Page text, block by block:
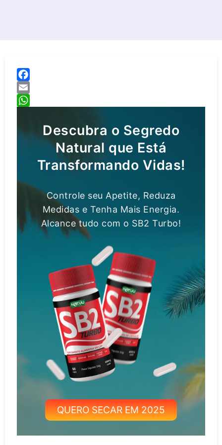
Descubra o Segredo
Natural que Está
Transformando Vidas!
Controle seu Apetite, Reduza
Medidas e Tenha Mais Energia.
Alcance tudo com o SB2 Turbo!
QUERO SECAR EM 2025